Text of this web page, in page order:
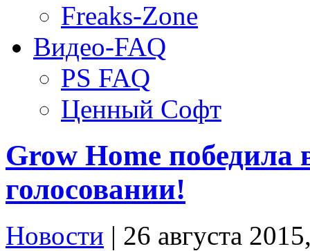
Freaks-Zone
Видео-FAQ
PS FAQ
Ценный Софт
Grow Home победила
голосовании!
Новости | 26 августа